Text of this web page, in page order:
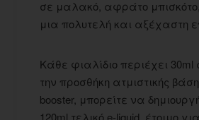
σε μαλακό, αφράτο
μια πολυτελή και αξέχαστη
Κάθε φιαλίδιο περιέχει
την προσθήκη ατμιστικής
booster, μπορείτε να
120ml τελικό e-liquid, έτοιμο